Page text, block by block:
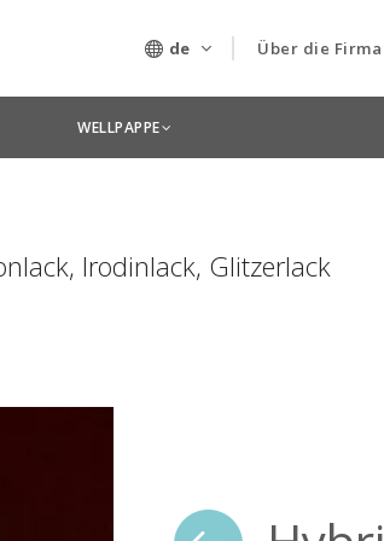
de Über die Firma
WELLPAPPE
Irodinlack, Glitzerlack